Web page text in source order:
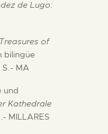
de Lugo:
Treasures of
bilingüe
MA
und
Kathedrale
MILLARES